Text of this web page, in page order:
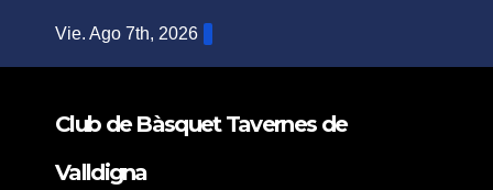
Vie. Ago 7th, 2026
Club de Bàsquet Tavernes de
Valldigna